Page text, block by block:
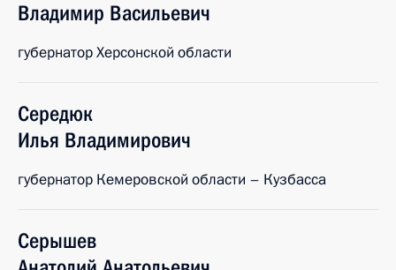
Владимир Васильевич
губернатор Херсонской области
Середюк
Илья Владимирович
губернатор Кемеровской области – Кузбасса
Серышев